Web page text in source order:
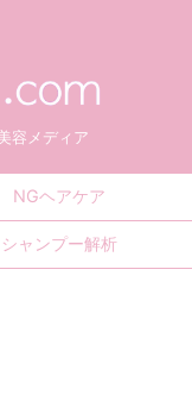
容メディア
NGヘアケア
シャンプー解析